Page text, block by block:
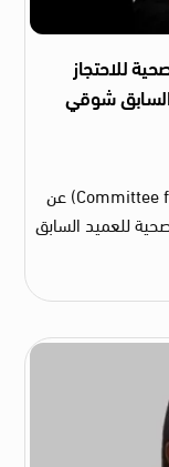
للاحتجاز
السابق شوقي
تونس: تُعرب لجنة العدالة (Committee for Justice – CFJ) عن
للعميد السابق